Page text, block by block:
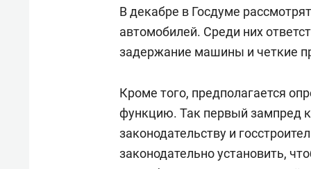
В декабре в Госдуме
автомобилей. Среди них
задержание машины и четкие
Кроме того, предполагается
функцию. Так первый зампред
законодательству и
законодательно установить,
строят тишину в казанском
ЖК «Заря»
когда
свою